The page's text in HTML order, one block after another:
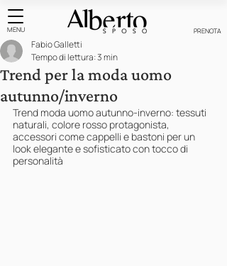
MENU PRENOTA
Trend per la moda uomo
autunno/inverno
Fabio Galletti
Tempo di lettura: 3 min
Trend moda uomo autunno-inverno: tessuti
naturali, colore rosso protagonista,
accessori come cappelli e bastoni per un
look elegante e sofisticato con tocco di
personalità